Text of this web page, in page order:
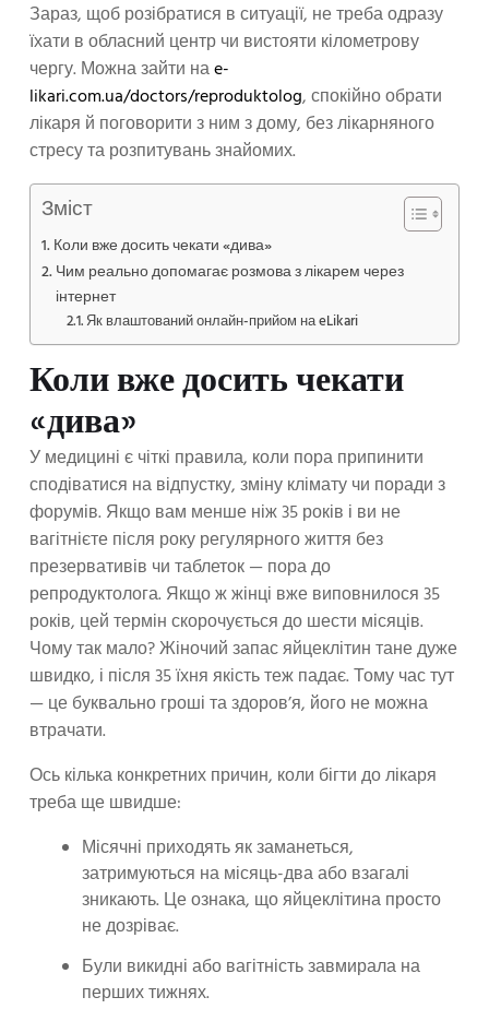
Зараз, щоб розібратися в ситуації, не треба одразу
їхати в обласний центр чи вистояти кілометрову
чергу. Можна зайти наe-
likari.com.ua/doctors/reproduktolog, спокійно обрати
лікаря й поговорити з ним з дому, без лікарняного
стресу та розпитувань знайомих.
Зміст
Коли вже досить чекати «дива»
Чим реально допомагає розмова з лікарем через
інтернет
Як влаштований онлайн-прийом на eLikari
Коли вже досить чекати
«дива»
У медицині є чіткі правила, коли пора припинити
сподіватися на відпустку, зміну клімату чи поради з
форумів. Якщо вам менше ніж 35 років і ви не
вагітнієте після року регулярного життя без
презервативів чи таблеток — пора до
репродуктолога. Якщо ж жінці вже виповнилося 35
років, цей термін скорочується до шести місяців.
Чому так мало? Жіночий запас яйцеклітин тане дуже
швидко, і після 35 їхня якість теж падає. Тому час тут
— це буквально гроші та здоров’я, його не можна
втрачати.
Ось кілька конкретних причин, коли бігти до лікаря
треба ще швидше:
Місячні приходять як заманеться,
затримуються на місяць-два або взагалі
зникають. Це ознака, що яйцеклітина просто
не дозріває.
Були викидні або вагітність завмирала на
перших тижнях.